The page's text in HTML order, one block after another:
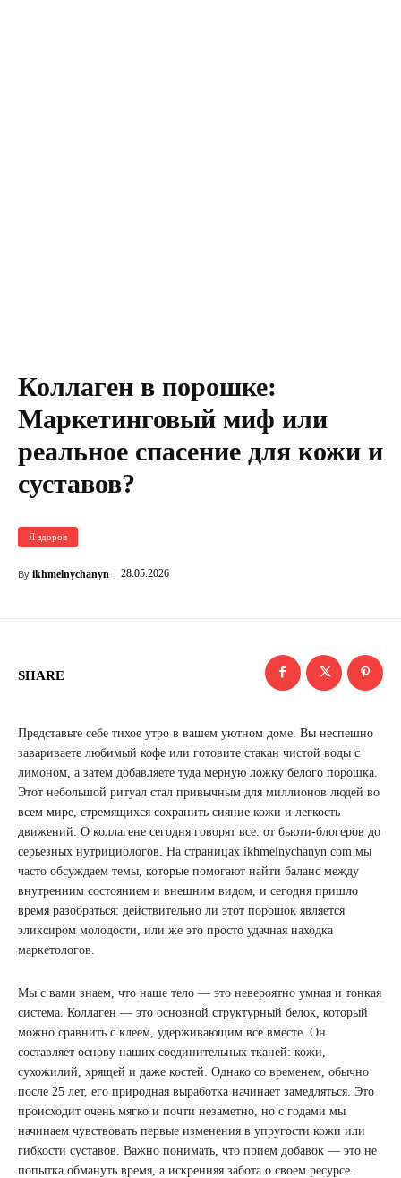
Коллаген в порошке:
Маркетинговый миф или
реальное спасение для кожи и
суставов?
Я здоров
By ikhmelnychanyn 28.05.2026
SHARE
Представьте себе тихое утро в вашем уютном доме. Вы неспешно
завариваете любимый кофе или готовите стакан чистой воды с
лимоном, а затем добавляете туда мерную ложку белого порошка.
Этот небольшой ритуал стал привычным для миллионов людей во
всем мире, стремящихся сохранить сияние кожи и легкость
движений. О коллагене сегодня говорят все: от бьюти-блогеров до
серьезных нутрициологов. На страницах ikhmelnychanyn.com мы
часто обсуждаем темы, которые помогают найти баланс между
внутренним состоянием и внешним видом, и сегодня пришло
время разобраться: действительно ли этот порошок является
эликсиром молодости, или же это просто удачная находка
маркетологов.
Мы с вами знаем, что наше тело — это невероятно умная и тонкая
система. Коллаген — это основной структурный белок, который
можно сравнить с клеем, удерживающим все вместе. Он
составляет основу наших соединительных тканей: кожи,
сухожилий, хрящей и даже костей. Однако со временем, обычно
после 25 лет, его природная выработка начинает замедляться. Это
происходит очень мягко и почти незаметно, но с годами мы
начинаем чувствовать первые изменения в упругости кожи или
гибкости суставов. Важно понимать, что прием добавок — это не
попытка обмануть время, а искренняя забота о своем ресурсе.